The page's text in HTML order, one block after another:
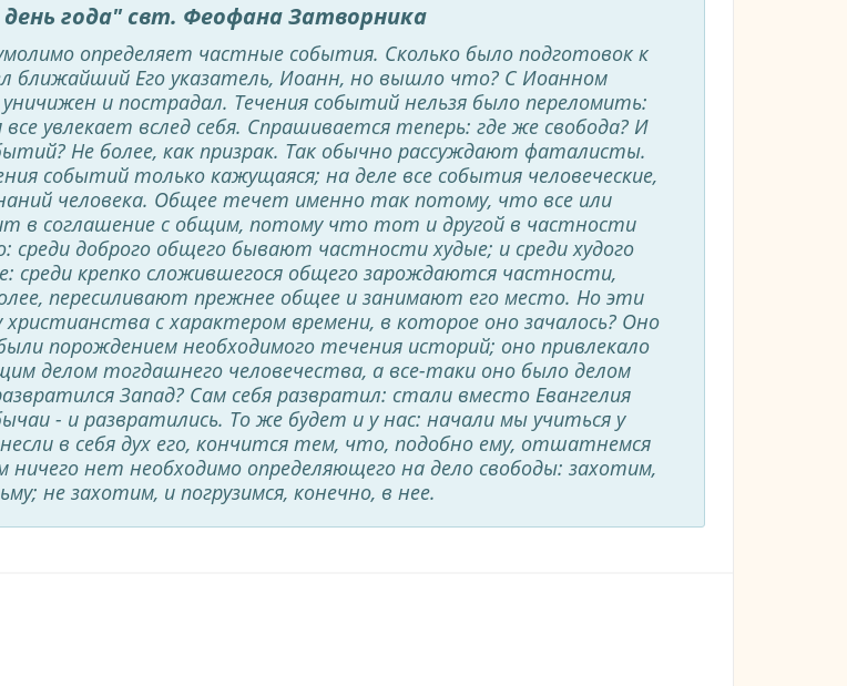
года" свт. Феофана Затворника
определяет частные события. Сколько было подготовок к
ближайший Его указатель, Иоанн, но вышло что? С Иоанном
и пострадал. Течения событий нельзя было переломить:
увлекает вслед себя. Спрашивается теперь: где же свобода? И
Не более, как призрак. Так обычно рассуждают фаталисты.
событий только кажущаяся; на деле все события человеческие,
человека. Общее течет именно так потому, что все или
в соглашение с общим, потому что тот и другой в частности
доброго общего бывают частности худые; и среди худого
крепко сложившегося общего зарождаются частности,
пересиливают прежнее общее и занимают его место. Но эти
с характером времени, в которое оно зачалось? Оно
порождением необходимого течения историй; оно привлекало
делом тогдашнего человечества, а все-таки оно было делом
Запад? Сам себя развратил: стали вместо Евангелия
- и развратились. То же будет и у нас: начали мы учиться у
в себя дух его, кончится тем, что, подобно ему, отшатнемся
нет необходимо определяющего на дело свободы: захотим,
не захотим, и погрузимся, конечно, в нее.